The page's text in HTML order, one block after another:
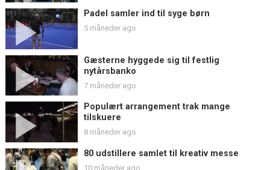
Padel samler ind til syge børn
5 måneder ago
Gæsterne hyggede sig til festlig
nytårsbanko
7 måneder ago
Populært arrangement trak mange
tilskuere
8 måneder ago
80 udstillere samlet til kreativ messe
10 måneder ago